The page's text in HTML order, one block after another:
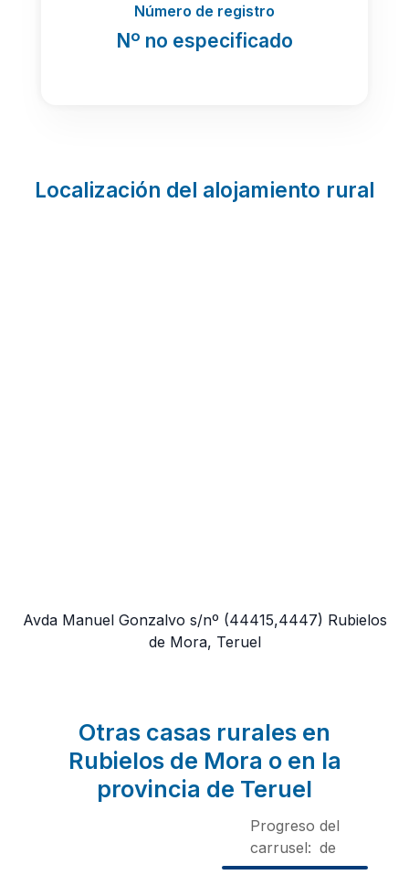
Número de registro
Nº no especificado
Localización del alojamiento rural
Avda Manuel Gonzalvo s/nº (44415,4447) Rubielos
de Mora, Teruel
Otras casas rurales en
Rubielos de Mora o en la
provincia de Teruel
Progreso del
carrusel: de